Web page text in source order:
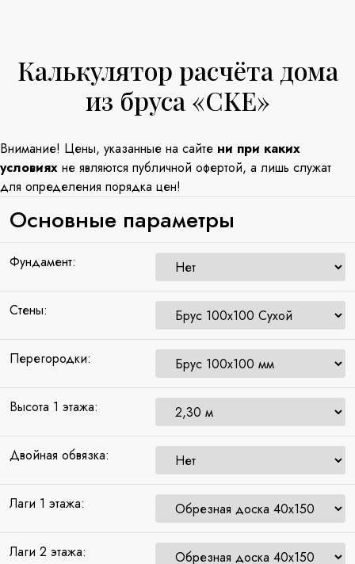
Калькулятор расчёта дома
из бруса «CKE»
Внимание! Цены, указанные на сайте ни при каких
условиях не являются публичной офертой, а лишь служат
для определения порядка цен!
Основные параметры
Фундамент:
Стены:
Перегородки:
Высота 1 этажа:
Двойная обвязка:
Лаги 1 этажа:
Лаги 2 этажа: